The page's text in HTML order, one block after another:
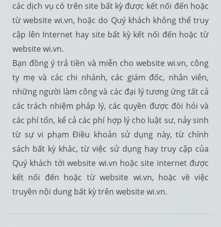
các dịch vụ có trên site bất kỳ được kết nối đến hoặc
từ website wi.vn, hoặc do Quý khách không thể truy
cập lên Internet hay site bất kỳ kết nối đến hoặc từ
website wi.vn.
Bạn đồng ý trả tiền và miễn cho website wi.vn, công
ty mẹ và các chi nhánh, các giám đốc, nhân viên,
những người làm công và các đại lý tương ứng tất cả
các trách nhiệm pháp lý, các quyền được đòi hỏi và
các phí tổn, kể cả các phí hợp lý cho luật sư, nảy sinh
từ sự vi phạm Điều khoản sử dụng này, từ chính
sách bất kỳ khác, từ việc sử dụng hay truy cập của
Quý khách tới website wi.vn hoặc site internet được
kết nối đến hoặc từ website wi.vn, hoặc về việc
truyền nội dung bất kỳ trên website wi.vn.